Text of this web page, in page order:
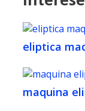
eliptica
maquina